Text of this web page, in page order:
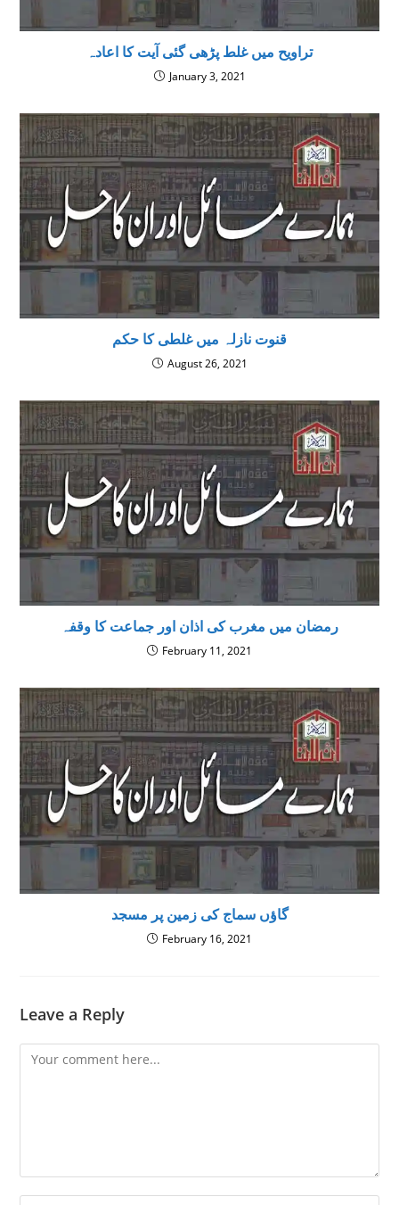
تراويح میں غلط پڑھی گئی آیت کا اعادہ
January 3, 2021
قنوت نازلہ میں غلطی کا حکم
August 26, 2021
رمضان میں مغرب کی اذان اور جماعت کا وقفہ
February 11, 2021
گاؤں سماج كى زمین پر مسجد
February 16, 2021
Leave a Reply
Comment